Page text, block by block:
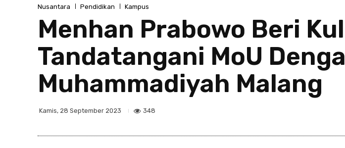
Nusantara Pendidikan Kampus
Menhan Prabowo Beri
Tandatangani MoU
Muhammadiyah Malang
Kamis, 28 September 2023 348